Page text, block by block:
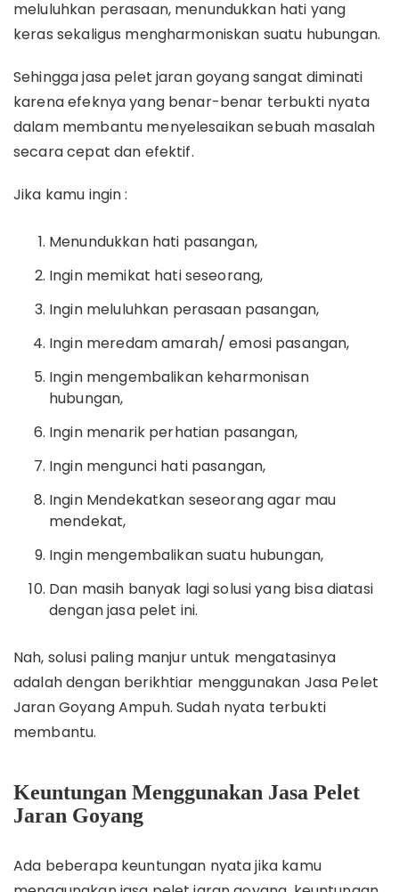
meluluhkan perasaan, menundukkan hati yang
keras sekaligus mengharmoniskan suatu hubungan.
Sehingga jasa pelet jaran goyang sangat diminati
karena efeknya yang benar-benar terbukti nyata
dalam membantu menyelesaikan sebuah masalah
secara cepat dan efektif.
Jika kamu ingin :
Menundukkan hati pasangan,
Ingin memikat hati seseorang,
Ingin meluluhkan perasaan pasangan,
Ingin meredam amarah/ emosi pasangan,
Ingin mengembalikan keharmonisan
hubungan,
Ingin menarik perhatian pasangan,
Ingin mengunci hati pasangan,
Ingin Mendekatkan seseorang agar mau
mendekat,
Ingin mengembalikan suatu hubungan,
Dan masih banyak lagi solusi yang bisa diatasi
dengan jasa pelet ini.
Nah, solusi paling manjur untuk mengatasinya
adalah dengan berikhtiar menggunakan Jasa Pelet
Jaran Goyang Ampuh. Sudah nyata terbukti
membantu.
Keuntungan Menggunakan Jasa Pelet
Jaran Goyang
Ada beberapa keuntungan nyata jika kamu